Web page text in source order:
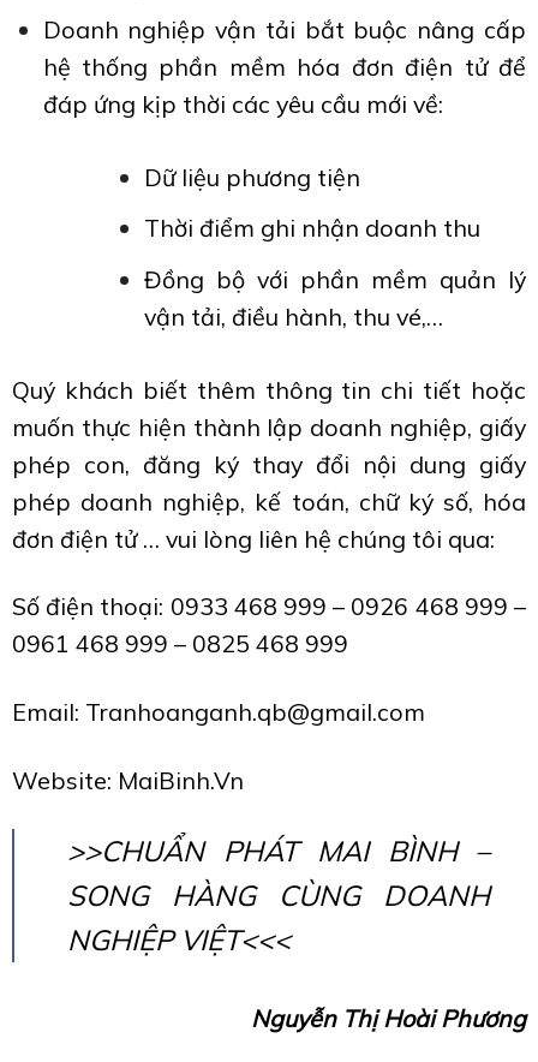
Doanh nghiệp vận tải bắt buộc nâng cấp
hệ thống phần mềm hóa đơn điện tử để
đáp ứng kịp thời các yêu cầu mới về:
Dữ liệu phương tiện
Thời điểm ghi nhận doanh thu
Đồng bộ với phần mềm quản lý
vận tải, điều hành, thu vé,…
Quý khách biết thêm thông tin chi tiết hoặc
muốn thực hiện thành lập doanh nghiệp, giấy
phép con, đăng ký thay đổi nội dung giấy
phép doanh nghiệp, kế toán, chữ ký số, hóa
đơn điện tử … vui lòng liên hệ chúng tôi qua:
Số điện thoại: 0933 468 999 – 0926 468 999 –
0961 468 999 – 0825 468 999
Email: Tranhoanganh.qb@gmail.com
Website: MaiBinh.Vn
>>CHUẨN PHÁT MAI BÌNH –
SONG HÀNG CÙNG DOANH
NGHIỆP VIỆT<<<
Nguyễn Thị Hoài Phương